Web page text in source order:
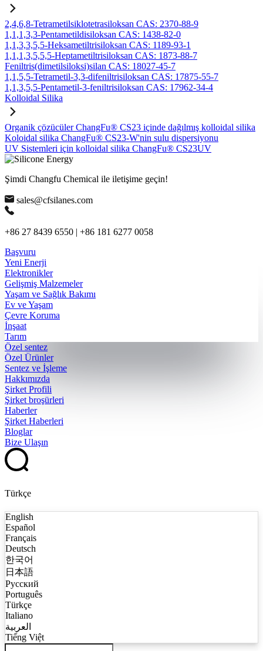
2,4,6,8-Tetrametilsiklotetrasiloksan CAS: 2370-88-9
1,1,1,3,3-Pentametildisiloksan CAS: 1438-82-0
1,1,3,3,5,5-Heksametiltrisiloksan CAS: 1189-93-1
1,1,1,3,5,5,5-Heptametiltrisiloksan CAS: 1873-88-7
Feniltris(dimetilsiloksi)silan CAS: 18027-45-7
1,1,5,5-Tetrametil-3,3-difeniltrisiloksan CAS: 17875-55-7
1,1,3,5,5-Pentametil-3-feniltrisiloksan CAS: 17962-34-4
Kolloidal Silika
Organik çözücüler ChangFu® CS23 içinde dağılmış kolloidal silika
Koloidal silika ChangFu® CS23-W'nin sulu dispersiyonu
UV Sistemleri için kolloidal silika ChangFu® CS23UV
Şimdi Changfu Chemical ile iletişime geçin!
sales@cfsilanes.com
+86 27 8439 6550 | +86 181 6277 0058
Başvuru
Yeni Enerji
Elektronikler
Gelişmiş Malzemeler
Yaşam ve Sağlık Bakımı
Ev ve Yaşam
Çevre Koruma
İnşaat
Tarım
Özel sentez
Özel Ürünler
Sentez ve İşleme
Hakkımızda
Şirket Profili
Şirket broşürleri
Haberler
Şirket Haberleri
Bloglar
Bize Ulaşın
Türkçe
English
Español
Français
Deutsch
한국어
日本語
Русский
Português
Türkçe
Italiano
العربية
Tiếng Việt